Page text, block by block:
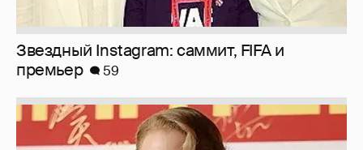
Звездный Instagram: саммит, FIFA и
премьер
59